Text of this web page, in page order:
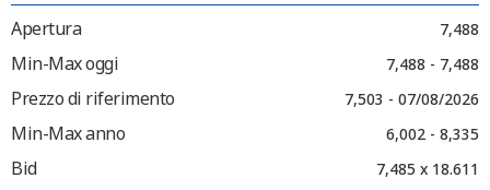
Apertura
7,488
Min-Max oggi 7,488 - 7,488
Prezzo di riferimento 7,503 - 07/08/2026
Min-Max anno 6,002 - 8,335
Bid 7,485 x 18.611